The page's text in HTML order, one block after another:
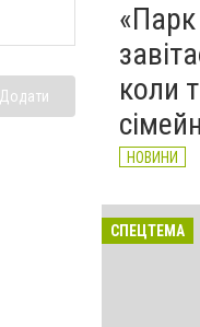
Додати
коли
НОВИНИ
СПЕЦТЕМА